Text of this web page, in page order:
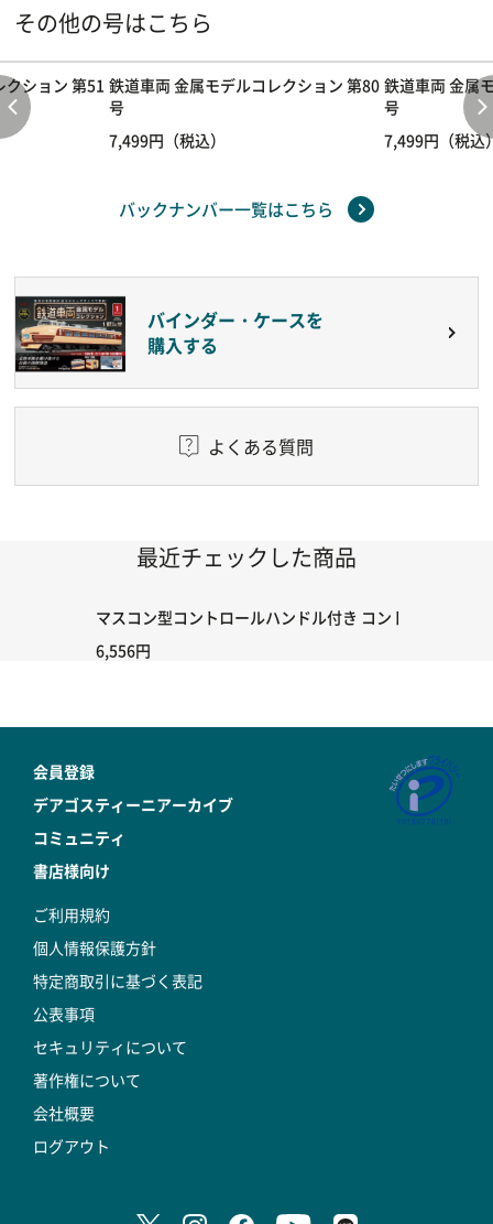
その他の号はこちら
クション 第51 鉄道車両 金属モデルコレクション 第80
号
7,499円（税込）
鉄道車両 金属
号
7,499円（税込
バックナンバー一覧はこちら
バインダー・ケースを
購入する
よくある質問
最近チェックした商品
マスコン型コントロールハンドル付き コントローラー
6,556円
会員登録
デアゴスティーニアーカイブ
コミュニティ
書店様向け
ご利用規約
個人情報保護方針
特定商取引に基づく表記
公表事項
セキュリティについて
著作権について
会社概要
ログアウト